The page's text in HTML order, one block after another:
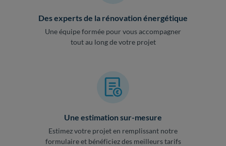
Des experts de la rénovation énergétique
Une équipe formée pour vous accompagner
tout au long de votre projet
Une estimation sur-mesure
Estimez votre projet en remplissant notre
formulaire et bénéficiez des meilleurs tarifs